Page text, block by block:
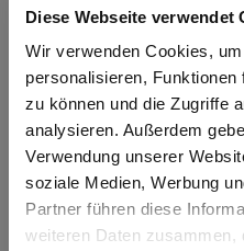
Diese Webseite verwendet
Wir verwenden Cookies,
personalisieren,
zu können und die Zugriffe
analysieren. Außerdem
Verwendung unserer
soziale Medien, Werbung
Partner führen diese
weiteren Daten zusammen,
Something went wrong.
app